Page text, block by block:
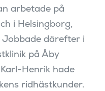
arbetade på
i Helsingborg,
Jobbade därefter i
på Åby
Henrik hade
ridhästkunder.